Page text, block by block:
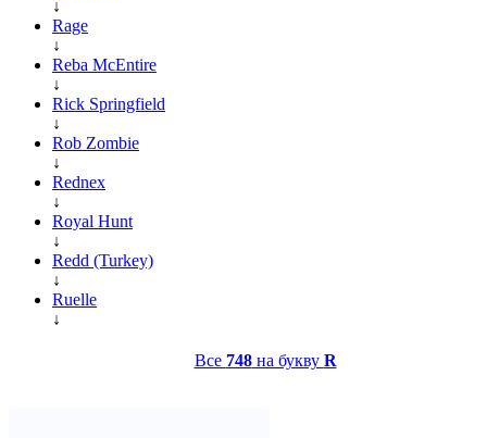
↓
Rage
↓
Reba McEntire
↓
Rick Springfield
↓
Rob Zombie
↓
Rednex
↓
Royal Hunt
↓
Redd (Turkey)
↓
Ruelle
↓
Все 748на букву R